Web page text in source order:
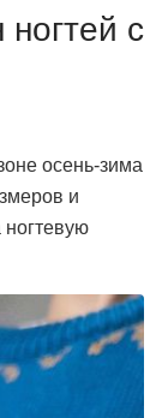
с
осень-зима
и
ногтевую